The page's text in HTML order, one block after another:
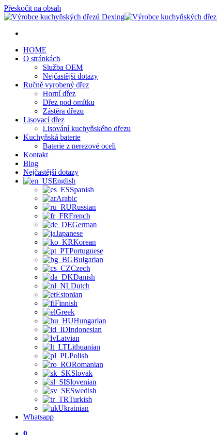
Přeskočit na obsah
HOME
O stránkách
Služba OEM
Nejčastější dotazy
Ručně vyrobený dřez
Horní dřez
Dřez pod omítku
Zástěra dřezu
Lisovací dřez
Lisování kuchyňského dřezu
Kuchyňská baterie
Baterie z nerezové oceli
Kontakt
Blog
Nejčastější dotazy
English
Spanish
Arabic
Russian
French
German
Japanese
Korean
Portuguese
Bulgarian
Czech
Danish
Dutch
Estonian
Finnish
Greek
Hungarian
Indonesian
Latvian
Lithuanian
Polish
Romanian
Slovak
Slovenian
Swedish
Turkish
Ukrainian
Whatsapp
0